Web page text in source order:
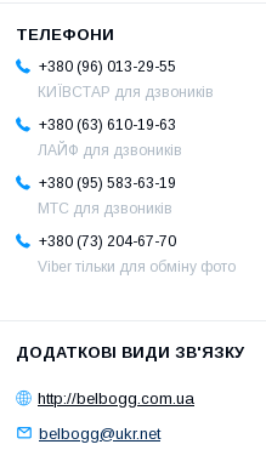
+380 (96) 013-29-55
КИЇВСТАР для дзвоників
+380 (63) 610-19-63
ЛАЙФ для дзвоників
+380 (95) 583-63-19
МТС для дзвоників
+380 (73) 204-67-70
Viber тільки для обміну фото
http://belbogg.com.ua
belbogg@ukr.net